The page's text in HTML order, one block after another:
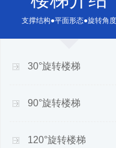
支撑结构●平面形态●旋转角度
30°旋转楼梯
90°旋转楼梯
120°旋转楼梯